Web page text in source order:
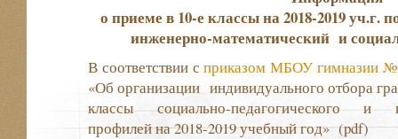
о приеме в 10-е классы на 2018-2019
инженерно-математический и
В соответствии сприказом МБОУ гимназии
«Об организации индивидуального отбора
классы социально-педагогического и
профилей на 2018-2019 учебный год» (pdf)